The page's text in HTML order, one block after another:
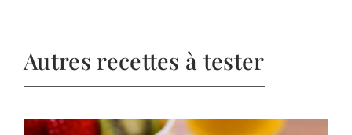
Autres recettes à tester